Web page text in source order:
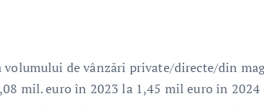
de vânzări private/directe/din
mil. euro în 2023 la 1,45 mil euro în